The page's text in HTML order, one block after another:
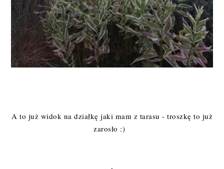
A to już widok na działkę jaki mam z tarasu - troszkę to już
zarosło :)
,